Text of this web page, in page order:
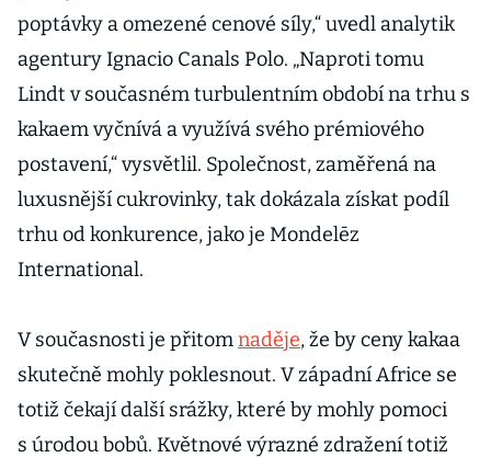
poptávky a omezené cenové síly,“ uvedl analytik
agentury Ignacio Canals Polo. „Naproti tomu
Lindt v současném turbulentním období na trhu s
kakaem vyčnívá a využívá svého prémiového
postavení,“ vysvětlil. Společnost, zaměřená na
luxusnější cukrovinky, tak dokázala získat podíl
trhu od konkurence, jako je Mondelēz
International.
V současnosti je přitomnaděje, že by ceny kakaa
skutečně mohly poklesnout. V západní Africe se
totiž čekají další srážky, které by mohly pomoci
s úrodou bobů. Květnové výrazné zdražení totiž